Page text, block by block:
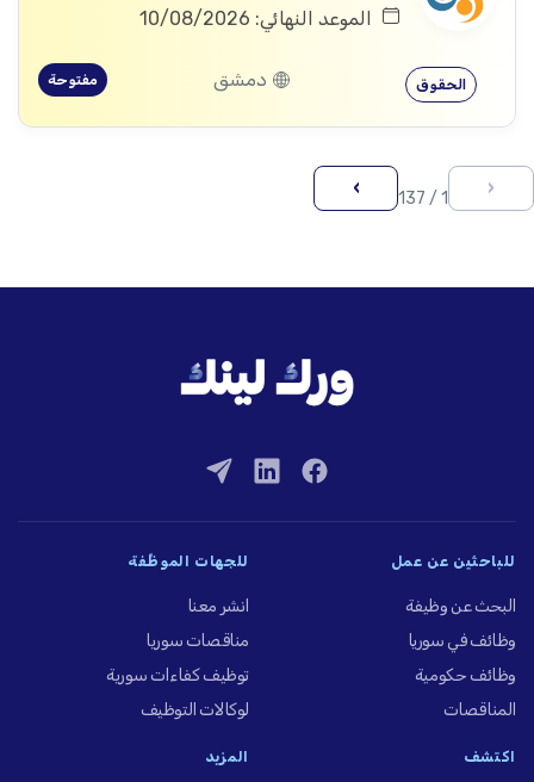
الموعد النهائي: 10/08/2026
الحقوق دمشق مفتوحة
‹
1 / 137
›
للباحثين عن عمل
البحث عن وظيفة
وظائف في سوريا
وظائف حكومية
المناقصات
للجهات الموظِّفة
انشر معنا
مناقصات سوريا
توظيف كفاءات سورية
لوكالات التوظيف
اكتشف المزيد